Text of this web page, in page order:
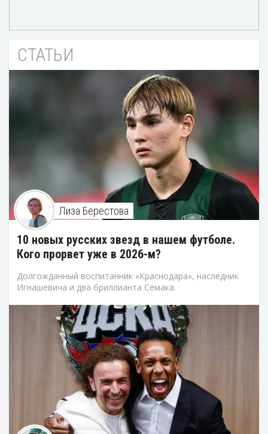
СТАТЬИ
Лиза Берестова
10 новых русских звезд в нашем футболе.
Кого прорвет уже в 2026-м?
Долгожданный воспитанник «Краснодара», наследник
Игнашевича и два бриллианта Семака.